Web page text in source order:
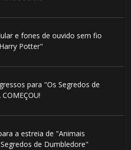
e fones de ouvido sem fio
Potter"
para "Os Segredos de
a estreia de "Animais
de Dumbledore"